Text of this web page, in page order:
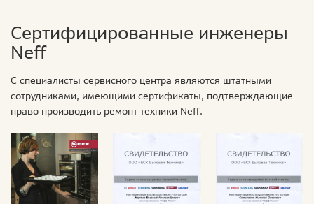
Сертифицированные инженеры
Neff
С специалисты сервисного центра являются штатными
сотрудниками, имеющими сертификаты, подтверждающие
право производить ремонт техники Neff.